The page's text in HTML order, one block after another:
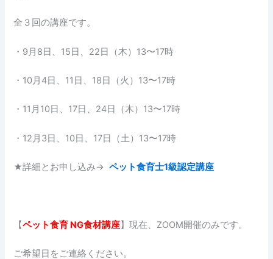
全３回の講座です。
・9月8日、15日、22日（木）13〜17時
・10月4日、11日、18日（火）13〜17時
・11月10日、17日、24日（木）13〜17時
・12月3日、10日、17日（土）13〜17時
★詳細とお申し込み→ペット食育士1級認定講座
【ペット食育 NG食材講座】現在、ZOOM開催のみです。
ご希望日をご連絡ください。